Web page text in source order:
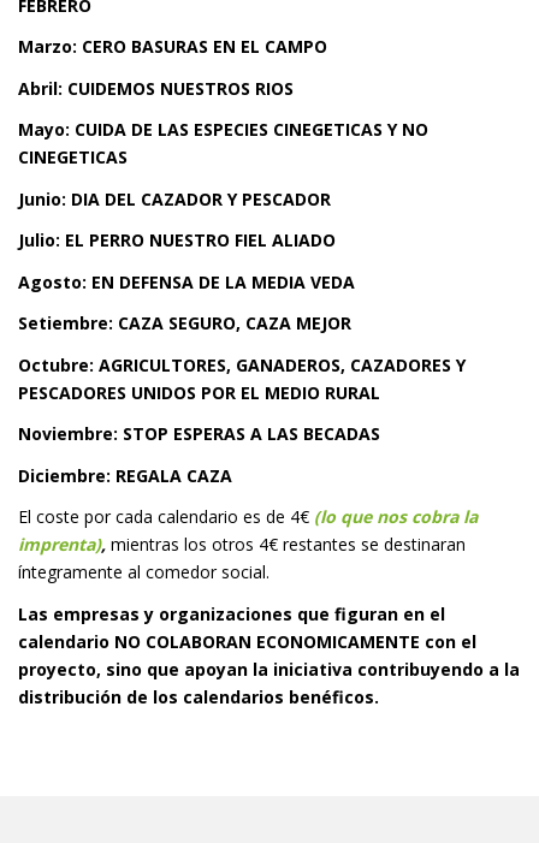
FEBRERO
Marzo: CERO BASURAS EN EL CAMPO
Abril: CUIDEMOS NUESTROS RIOS
Mayo: CUIDA DE LAS ESPECIES CINEGETICAS Y NO
CINEGETICAS
Junio: DIA DEL CAZADOR Y PESCADOR
Julio: EL PERRO NUESTRO FIEL ALIADO
Agosto: EN DEFENSA DE LA MEDIA VEDA
Setiembre: CAZA SEGURO, CAZA MEJOR
Octubre: AGRICULTORES, GANADEROS, CAZADORES Y
PESCADORES UNIDOS POR EL MEDIO RURAL
Noviembre: STOP ESPERAS A LAS BECADAS
Diciembre: REGALA CAZA
El coste por cada calendario es de 4€ (lo que nos cobra la
imprenta), mientras los otros 4€ restantes se destinaran
íntegramente al comedor social.
Las empresas y organizaciones que figuran en el
calendario NO COLABORAN ECONOMICAMENTE con el
proyecto, sino que apoyan la iniciativa contribuyendo a la
distribución de los calendarios benéficos.